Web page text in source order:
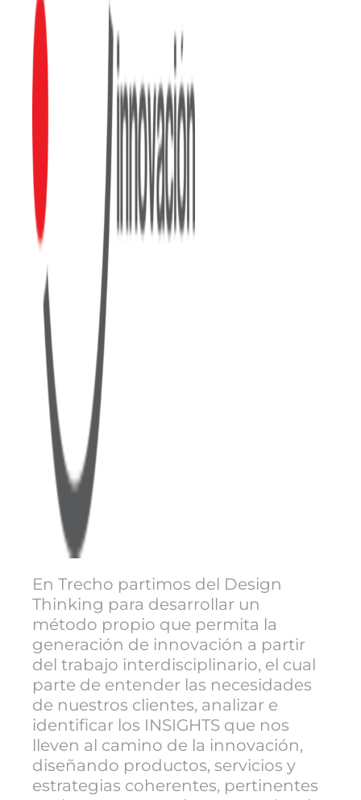
En Trecho partimos del Design
Thinking para desarrollar un
método propio que permita la
generación de innovación a partir
del trabajo interdisciplinario, el cual
parte de entender las necesidades
de nuestros clientes, analizar e
identificar los INSIGHTS que nos
lleven al camino de la innovación,
diseñando productos, servicios y
estrategias coherentes, pertinentes